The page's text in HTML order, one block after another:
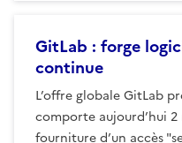
GitLab : forge
continue
L’offre globale GitLab
comporte aujourd’hui
fourniture d’un accès